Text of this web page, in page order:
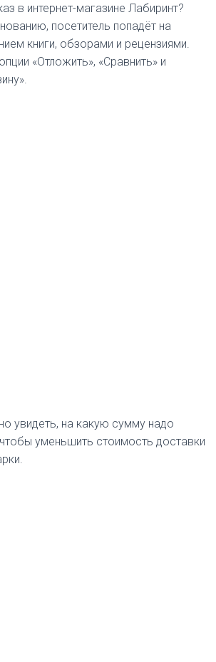
в интернет-магазине Лабиринт?
посетитель попадёт на
книги, обзорами и рецензиями.
«Отложить», «Сравнить» и
увидеть, на какую сумму надо
уменьшить стоимость доставки